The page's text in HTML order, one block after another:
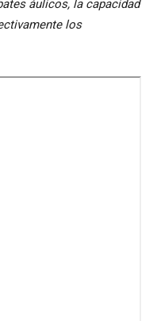
áulicos, la capacidad
los